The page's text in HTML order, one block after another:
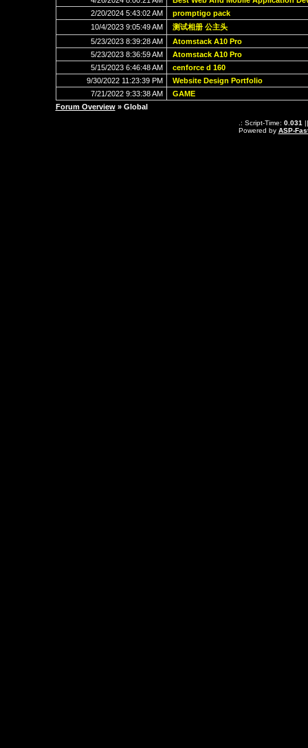
2/20/2024 5:43:02 AM
promptigo pack
10/4/2023 9:05:49 AM
测试相册 公主头
5/23/2023 8:39:28 AM
Atomstack A10 Pro
5/23/2023 8:36:59 AM
Atomstack A10 Pro
5/15/2023 6:46:48 AM
cenforce d 160
9/30/2022 11:23:39 PM
Website Design Portfolio
7/21/2022 9:33:38 AM
GAME
Forum Overview» Global
.: Script-Time: 0.031
Powered by ASP-